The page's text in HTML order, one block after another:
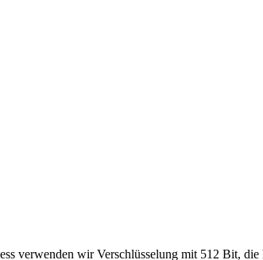
verwenden wir Verschlüsselung mit 512 Bit, die